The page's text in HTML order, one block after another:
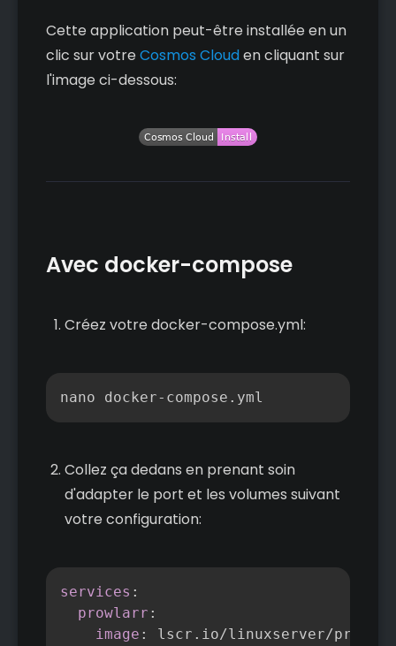
Cette application peut-être installée en un
clic sur votre Cosmos Clouden cliquant sur
l'image ci-dessous:
Avec docker-compose
Créez votre docker-compose.yml:
nano docker-compose.yml
Collez ça dedans en prenant soin
d'adapter le port et les volumes suivant
votre configuration:
services :
prowlarr :
image :
lscr.io/linuxserver/